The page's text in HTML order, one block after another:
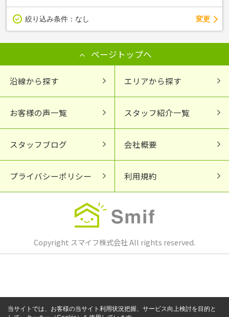
絞り込み条件： なし 変更
ページトップへ
沿線から探す エリアから探す
お客様の声一覧 スタッフ紹介一覧
スタッフブログ 会社概要
プライバシーポリシー 利用規約
Copyright スマイフ株式会社 All rights reserved.
当サイトでは、お客様の当サイト利用状況把握、サービス向上検討を目的と